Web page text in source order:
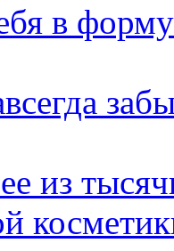
в
из